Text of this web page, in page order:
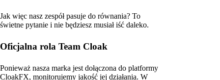
Jak więc nasz zespół pasuje do równania? To
świetne pytanie i nie będziesz musiał iść daleko.
Oficjalna rola Team Cloak
Ponieważ nasza marka jest dołączona do platformy
CloakFX, monitorujemy jakość jej działania. W